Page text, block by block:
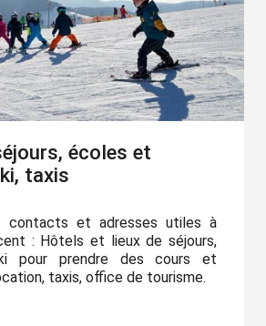
écoles et
taxis
contacts et adresses utiles à
: Hôtels et lieux de séjours,
pour prendre des cours et
taxis, office de tourisme.